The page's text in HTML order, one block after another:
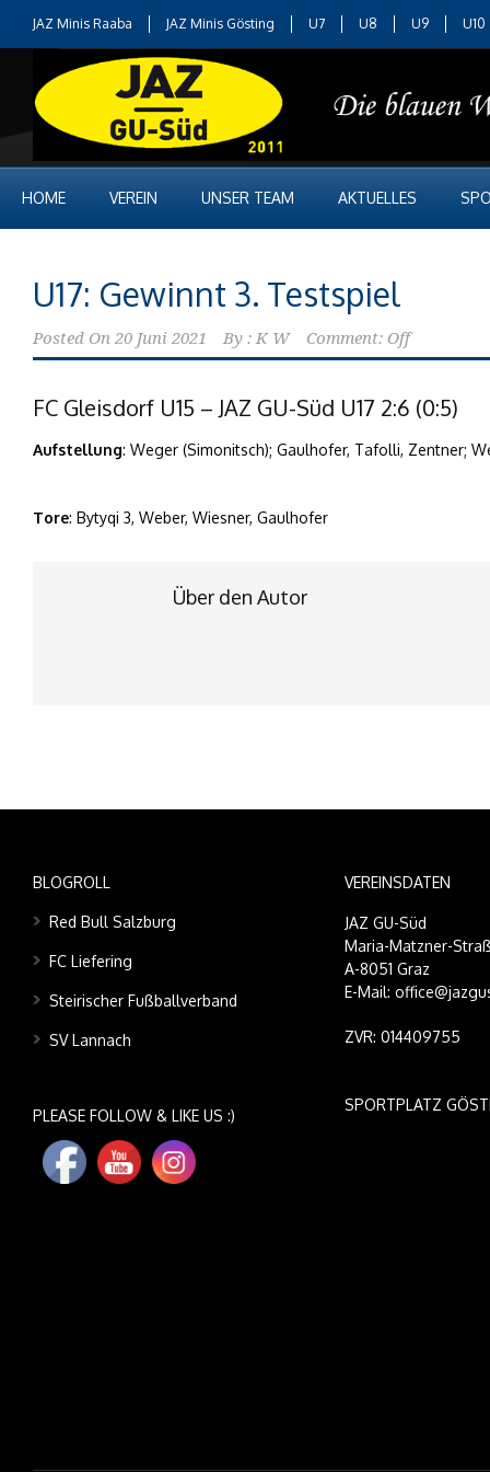
JAZ Minis Raaba JAZ Minis Gösting U7 U8 U9 U10
HOME VEREIN UNSER TEAM AKTUELLES
U17: Gewinnt 3. Testspiel
Posted On 20 Juni 2021 By : K W Comment: Off
FC Gleisdorf U15 – JAZ GU-Süd U17 2:6 (0:5)
Aufstellung: Weger (Simonitsch); Gaulhofer, Tafolli, Zentner;
Tore: Bytyqi 3, Weber, Wiesner, Gaulhofer
Über den Autor
BLOGROLL
Red Bull Salzburg
FC Liefering
Steirischer Fußballverband
SV Lannach
PLEASE FOLLOW & LIKE US :)
VEREINSDATEN
JAZ GU-Süd
Maria-Matzner-
A-8051 Graz
E-Mail:
ZVR: 014409755
SPORTPLATZ